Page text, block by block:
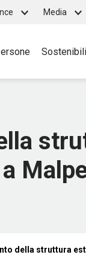
Media
della struttura